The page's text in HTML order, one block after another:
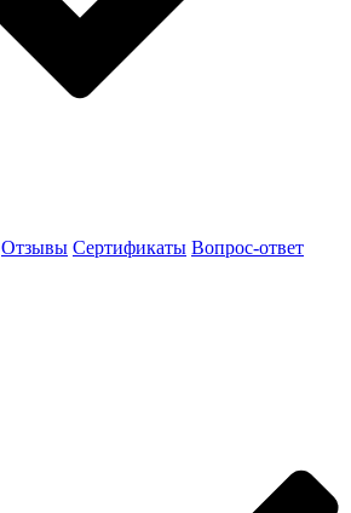
Отзывы Сертификаты Вопрос-ответ